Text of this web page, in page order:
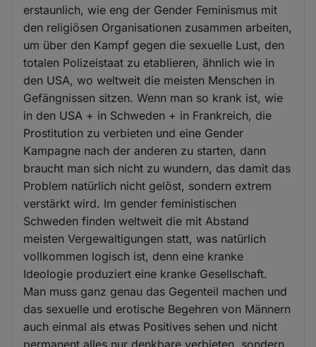
erstaunlich, wie eng der Gender Feminismus mit
den religiösen Organisationen zusammen arbeiten,
um über den Kampf gegen die sexuelle Lust, den
totalen Polizeistaat zu etablieren, ähnlich wie in
den USA, wo weltweit die meisten Menschen in
Gefängnissen sitzen. Wenn man so krank ist, wie
in den USA + in Schweden + in Frankreich, die
Prostitution zu verbieten und eine Gender
Kampagne nach der anderen zu starten, dann
braucht man sich nicht zu wundern, das damit das
Problem natürlich nicht gelöst, sondern extrem
verstärkt wird. Im gender feministischen
Schweden finden weltweit die mit Abstand
meisten Vergewaltigungen statt, was natürlich
vollkommen logisch ist, denn eine kranke
Ideologie produziert eine kranke Gesellschaft.
Man muss ganz genau das Gegenteil machen und
das sexuelle und erotische Begehren von Männern
auch einmal als etwas Positives sehen und nicht
permanent alles nur denkbare verbieten, sondern